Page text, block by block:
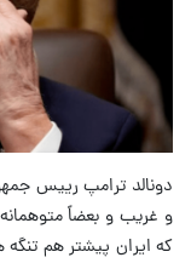
دونالد ترامپ رییس
و غریب و بعضاً
که ایران پیشتر هم تنگه